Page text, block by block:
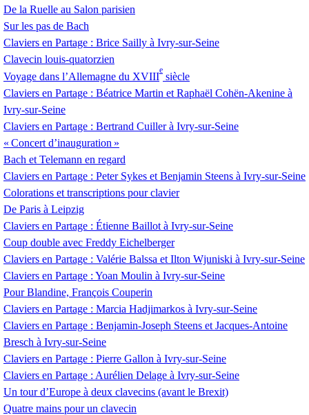
De la Ruelle au Salon parisien
Sur les pas de Bach
Claviers en Partage : Brice Sailly à Ivry-sur-Seine
Clavecin louis-quatorzien
Voyage dans l’Allemagne du XVIII
e
siècle
Claviers en Partage : Béatrice Martin et Raphaël Cohën-Akenine à
Ivry-sur-Seine
Claviers en Partage : Bertrand Cuiller à Ivry-sur-Seine
« Concert d’inauguration »
Bach et Telemann en regard
Claviers en Partage : Peter Sykes et Benjamin Steens à Ivry-sur-Seine
Colorations et transcriptions pour clavier
De Paris à Leipzig
Claviers en Partage : Étienne Baillot à Ivry-sur-Seine
Coup double avec Freddy Eichelberger
Claviers en Partage : Valérie Balssa et Ilton Wjuniski à Ivry-sur-Seine
Claviers en Partage : Yoan Moulin à Ivry-sur-Seine
Pour Blandine, François Couperin
Claviers en Partage : Marcia Hadjimarkos à Ivry-sur-Seine
Claviers en Partage : Benjamin-Joseph Steens et Jacques-Antoine
Bresch à Ivry-sur-Seine
Claviers en Partage : Pierre Gallon à Ivry-sur-Seine
Claviers en Partage : Aurélien Delage à Ivry-sur-Seine
Un tour d’Europe à deux clavecins (avant le Brexit)
Quatre mains pour un clavecin